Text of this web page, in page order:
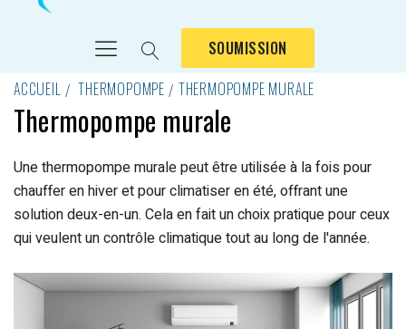
SOUMISSION
ACCUEIL
THERMOPOMPE THERMOPOMPE MURALE
Thermopompe murale
Une thermopompe murale peut être utilisée à la fois pour
chauffer en hiver et pour climatiser en été, offrant une
solution deux-en-un. Cela en fait un choix pratique pour ceux
qui veulent un contrôle climatique tout au long de l'année.